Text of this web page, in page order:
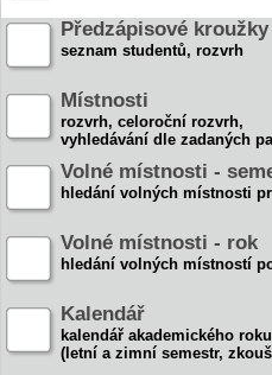
Předzápisové kroužky
seznam studentů, rozvrh
Místnosti
rozvrh, celoroční rozvrh,
vyhledávání dle zadaných
Volné místnosti -
hledání volných místnosti
Volné místnosti - rok
hledání volných místností
Kalendář
kalendář akademického roku
(letní a zimní semestr,